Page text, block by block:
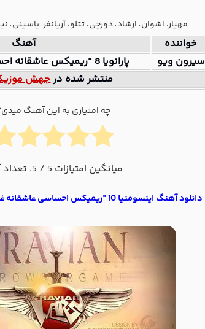
مهیار، اشوان، ارشاد، دورچی، تتلو، آریانفر، یاسینی،
خواننده
آهنگ
سیرون ویو
پارانویا 8 “ریمیکس عاشقانه احساسی دپ بیس دار”
منتشر شده درجهش
چه امتیازی به این آهنگ
میانگین امتیازات 5 / 5. تعداد آرا:
دانلود آهنگ اینسومنیا 10 “ریمیکس احساسی عاشقانه غمگین قفلی” از سایرن ویو